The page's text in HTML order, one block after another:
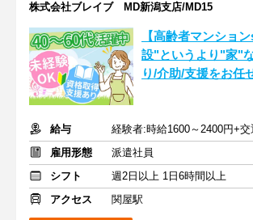
株式会社ブレイブ MD新潟支店/MD15
【高齢者マンショ
設"というより"家"
り/介助/支援をお任
給与
経験者:時給1600～2400円+
雇用形態
派遣社員
シフト
週2日以上 1日6時間以上
アクセス
関屋駅